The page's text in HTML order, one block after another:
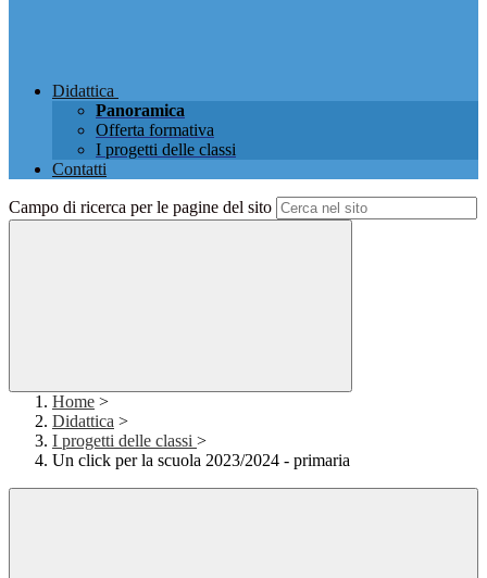
Didattica
Panoramica
Offerta formativa
I progetti delle classi
Contatti
Campo di ricerca per le pagine del sito
Home >
Didattica >
I progetti delle classi >
Un click per la scuola 2023/2024 - primaria